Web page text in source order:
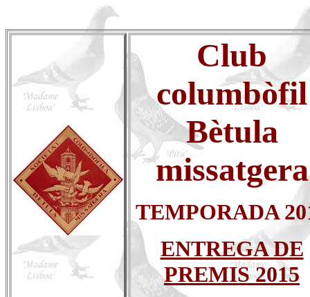
Club
columbòfil
Bètula
missatgera
TEMPORADA
ENTREGA DE
PREMIS 2015